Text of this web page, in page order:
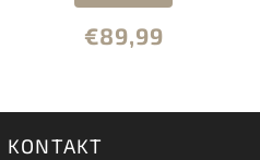
€89,99
KONTAKT